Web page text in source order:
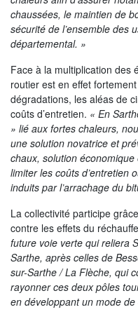
chaussées, le maintien de
sécurité de l’ensemble des
départemental. »
Face à la multiplication des
routier est en effet
dégradations, les aléas de
coûts d’entretien. « En
» lié aux fortes chaleurs,
une solution novatrice et
chaux, solution
limiter les coûts d’entretien
induits par l’arrachage du
La collectivité participe
contre les effets du
future voie verte qui reliera
Sarthe, après celles de
sur-Sarthe / La Flèche, qui
rayonner ces deux pôles
en développant un mode